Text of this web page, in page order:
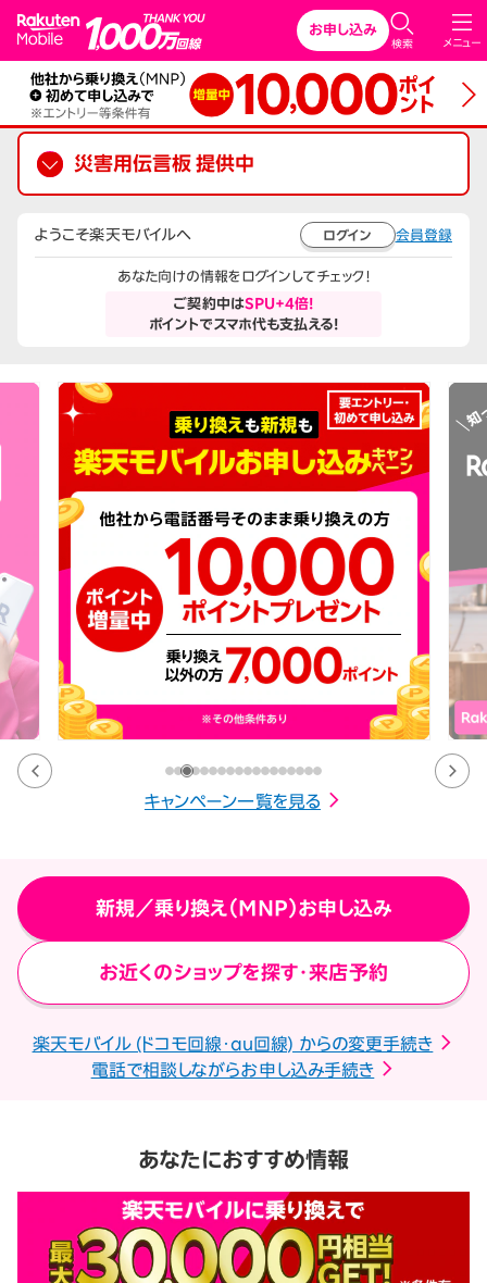
Rakuten Mobile メニュー
検索
お申し込み
災害用伝言板 提供中
ようこそ楽天モバイルへ ログイン 会員登録
あなた向けの情報をログインしてチェック！
ご契約中はSPU+4倍!
ポイントでスマホ代も支払える!
キャンペーン一覧を見る
新規／乗り換え（MNP）お申し込み
お近くのショップを探す・来店予約
楽天モバイル (ドコモ回線・au回線) からの変更手続き
電話で相談しながらお申し込み手続き
あなたにおすすめ情報